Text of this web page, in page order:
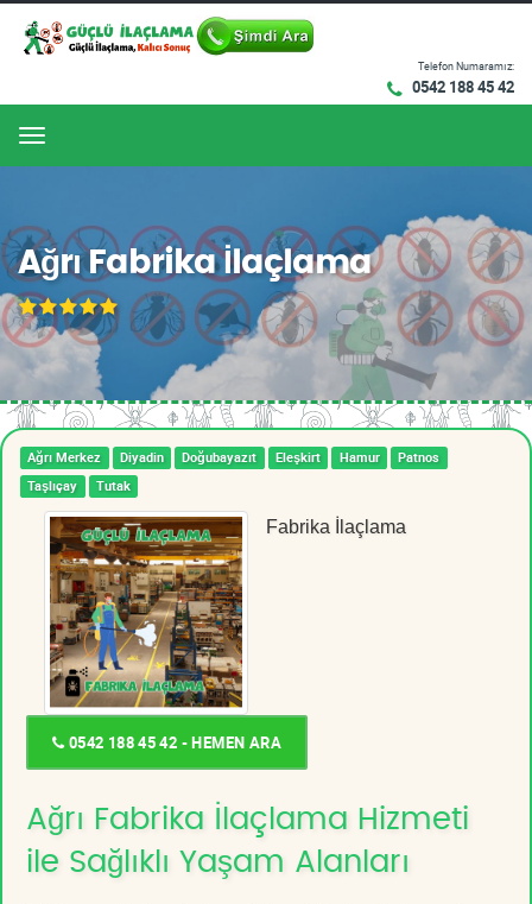
Telefon Numaramız:
0542 188 45 42
Menu
Ağrı Fabrika İlaçlama
Ağrı Merkez Diyadin Doğubayazıt Eleşkirt Hamur
Patnos
Taşlıçay
Tutak
Fabrika İlaçlama
0542 188 45 42 - HEMEN ARA
Ağrı Fabrika İlaçlama Hizmeti
ile Sağlıklı Yaşam Alanları